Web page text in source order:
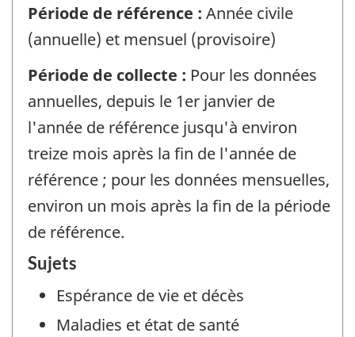
Période de référence : Année civile
(annuelle) et mensuel (provisoire)
Période de collecte : Pour les données
annuelles, depuis le 1er janvier de
l'année de référence jusqu'à environ
treize mois après la fin de l'année de
référence ; pour les données mensuelles,
environ un mois après la fin de la période
de référence.
Sujets
Espérance de vie et décès
Maladies et état de santé